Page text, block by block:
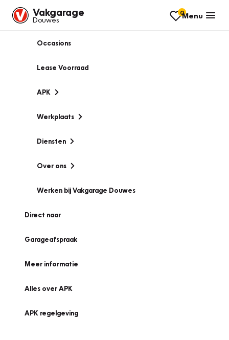
Vakgarage
Douwes
0Menu
Occasions
Lease Voorraad
APK
Werkplaats
Diensten
Over ons
Werken bij Vakgarage Douwes
Direct naar
Garageafspraak
Meer informatie
Alles over APK
APK regelgeving